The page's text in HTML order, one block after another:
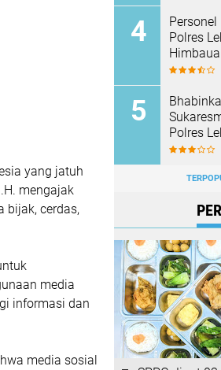
yang jatuh
mengajak
bijak, cerdas,
media
informasi dan
media sosial
Polres
Masyarakat Agar
Polres